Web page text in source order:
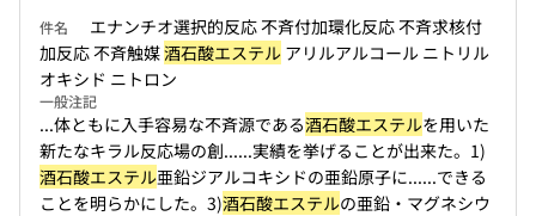
件名
エナンチオ選択的反応 不斉付加環化反応 不斉求核付
加反応 不斉触媒酒石酸エステル アリルアルコール ニトリル
オキシド ニトロン
一般注記
...体ともに入手容易な不斉源である酒石酸エステルを用いた
新たなキラル反応場の創......実績を挙げることが出来た。1)
酒石酸エステル亜鉛ジアルコキシドの亜鉛原子に......できる
ことを明らかにした。3)酒石酸エステルの亜鉛・マグネシウ